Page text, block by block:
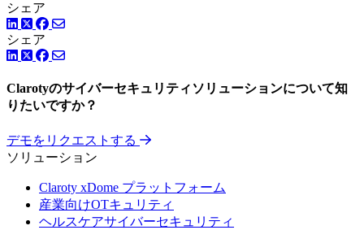
シェア
LinkedIn
ツイッター
Facebook
シェア
LinkedIn
ツイッター
Facebook
Clarotyのサイバーセキュリティソリューションについて知
りたいですか？
デモをリクエストする
ソリューション
Claroty xDome プラットフォーム
産業向けOTキュリティ
ヘルスケアサイバーセキュリティ